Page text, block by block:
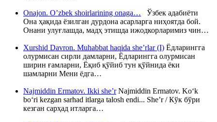
Onajon. O’zbek shoirlarining onaga… Ўзбек адабиёти
Она ҳақида ёзилган дурдона асарларга ниҳоятда бой.
Онани улуғлашда, мадҳ этишда ижодкорларимиз чин…
Xurshid Davron. Muhabbat haqida she’rlar (I) Ёдларингга
олурмисан сирли дамларни, Ёдларингга олурмисан
ширин ғамларни, Ёқиб қўйиб тун қўйнида ёки
шамларни Мени ёдга…
Najmiddin Ermatov. Ikki she’rNajmiddin Ermatov. Ko‘k
bo‘ri kezgan sarhad itlarga talosh endi... She’r / Кўк бўри
кезган сарҳад итларга…